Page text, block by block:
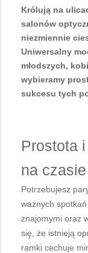
Królują na
salonów
niezmiennie
Uniwersalny
młodszych,
wybieramy
sukcesu tych
Prostota
na czasie
Potrzebujesz
ważnych
znajomymi oraz
się, że istnieją
ramki cechuje